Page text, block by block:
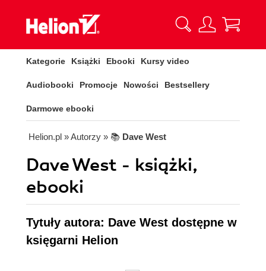
Kategorie Książki Ebooki Kursy video
Audiobooki Promocje Nowości Bestsellery
Darmowe ebooki
Helion.pl » Autorzy » 📚 Dave West
Dave West - książki,
ebooki
Tytuły autora: Dave West dostępne w
księgarni Helion